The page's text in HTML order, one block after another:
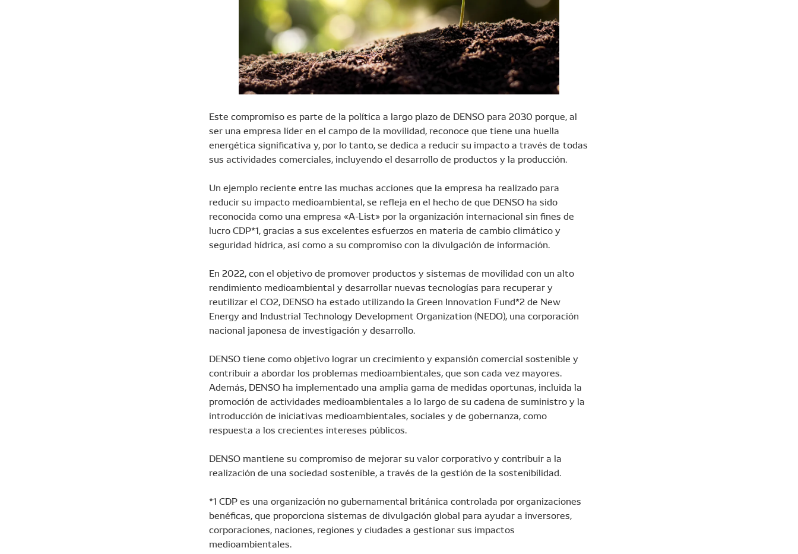
Este compromiso es parte de la política a largo plazo de DENSO para 2030 porque, al
ser una empresa líder en el campo de la movilidad, reconoce que tiene una huella
energética significativa y, por lo tanto, se dedica a reducir su impacto a través de todas
sus actividades comerciales, incluyendo el desarrollo de productos y la producción.
Un ejemplo reciente entre las muchas acciones que la empresa ha realizado para
reducir su impacto medioambiental, se refleja en el hecho de que DENSO ha sido
reconocida como una empresa «A-List» por la organización internacional sin fines de
lucro CDP*1, gracias a sus excelentes esfuerzos en materia de cambio climático y
seguridad hídrica, así como a su compromiso con la divulgación de información.
En 2022, con el objetivo de promover productos y sistemas de movilidad con un alto
rendimiento medioambiental y desarrollar nuevas tecnologías para recuperar y
reutilizar el CO2, DENSO ha estado utilizando la Green Innovation Fund*2 de New
Energy and Industrial Technology Development Organization (NEDO), una corporación
nacional japonesa de investigación y desarrollo.
DENSO tiene como objetivo lograr un crecimiento y expansión comercial sostenible y
contribuir a abordar los problemas medioambientales, que son cada vez mayores.
Además, DENSO ha implementado una amplia gama de medidas oportunas, incluida la
promoción de actividades medioambientales a lo largo de su cadena de suministro y la
introducción de iniciativas medioambientales, sociales y de gobernanza, como
respuesta a los crecientes intereses públicos.
DENSO mantiene su compromiso de mejorar su valor corporativo y contribuir a la
realización de una sociedad sostenible, a través de la gestión de la sostenibilidad.
*1 CDP es una organización no gubernamental británica controlada por organizaciones
benéficas, que proporciona sistemas de divulgación global para ayudar a inversores,
corporaciones, naciones, regiones y ciudades a gestionar sus impactos
medioambientales.